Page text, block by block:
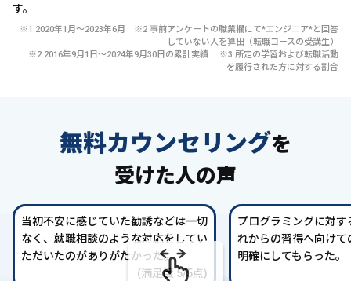
す。
※1 2020年1月〜2023年6月 ※2 事前アンケートの職業欄にて*エンジニア*と回答
していない人を算出（転職コースの受講生）
※2 2016年9月1日〜2024年9月30日の累計実績 ※3 所定の学習および転職活動
を履行された方に対する割合
無料カウンセリングを
受けた人の声
当初不安に感じていた勧誘などは一切
なく、就職相談のような対応をしてい
ただいたのがありがたかった。
(満足度 5/5点)
プログラミングに対
れからの習得へ向け
明確にしてもらった。